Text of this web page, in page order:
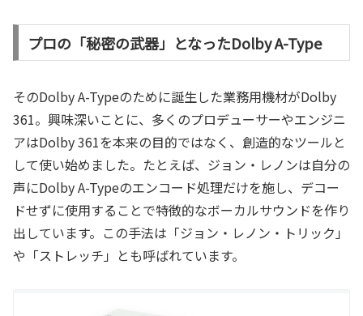
プロの「秘密の武器」となったDolby A-Type
そのDolby A-Typeのために誕生した業務用機材がDolby
361。興味深いことに、多くのプロデューサーやエンジニ
アはDolby 361を本来の目的ではなく、創造的なツールと
して使い始めました。たとえば、ジョン・レノンは自分の
声にDolby A-Typeのエンコード処理だけを施し、デコー
ドせずに使用することで特徴的なボーカルサウンドを作り
出しています。この手法は「ジョン・レノン・トリック」
や「ストレッチ」とも呼ばれています。